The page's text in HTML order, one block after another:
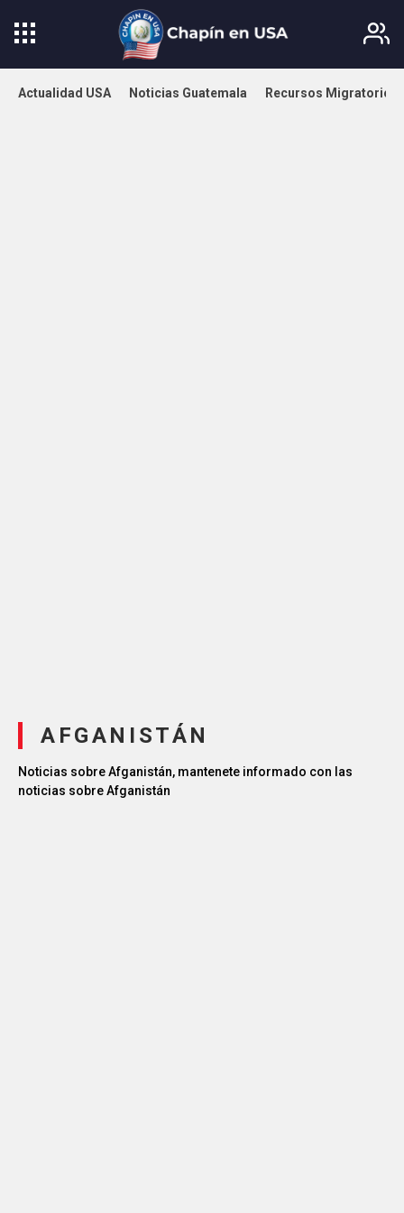
Actualidad USA Noticias Guatemala Recursos Migratorios
AFGANISTÁN
Noticias sobre Afganistán, mantenete informado con las
noticias sobre Afganistán